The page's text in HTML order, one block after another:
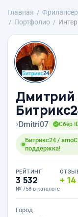
Главная
Портфолио
Дмитрий
›Dmitri07 Сбер
Битрикс24 /
поддержка!
РЕЙТИНГ
3 532
№ 758 в каталоге
14
Город